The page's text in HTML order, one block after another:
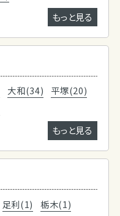
もっと見る
大和(34)
平塚(20)
もっと見る
足利(1) 栃木(1)